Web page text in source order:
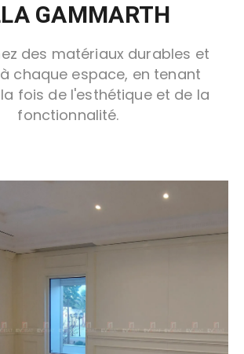
GAMMARTH
des matériaux durables et
chaque espace, en tenant
fois de l'esthétique et de la
fonctionnalité.